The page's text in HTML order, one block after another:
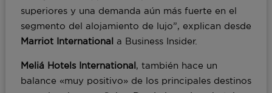
superiores y una demanda aún más fuerte en el
segmento del alojamiento de lujo”, explican desde
Marriot International a Business Insider.
Meliá Hotels International, también hace un
balance «muy positivo» de los principales destinos